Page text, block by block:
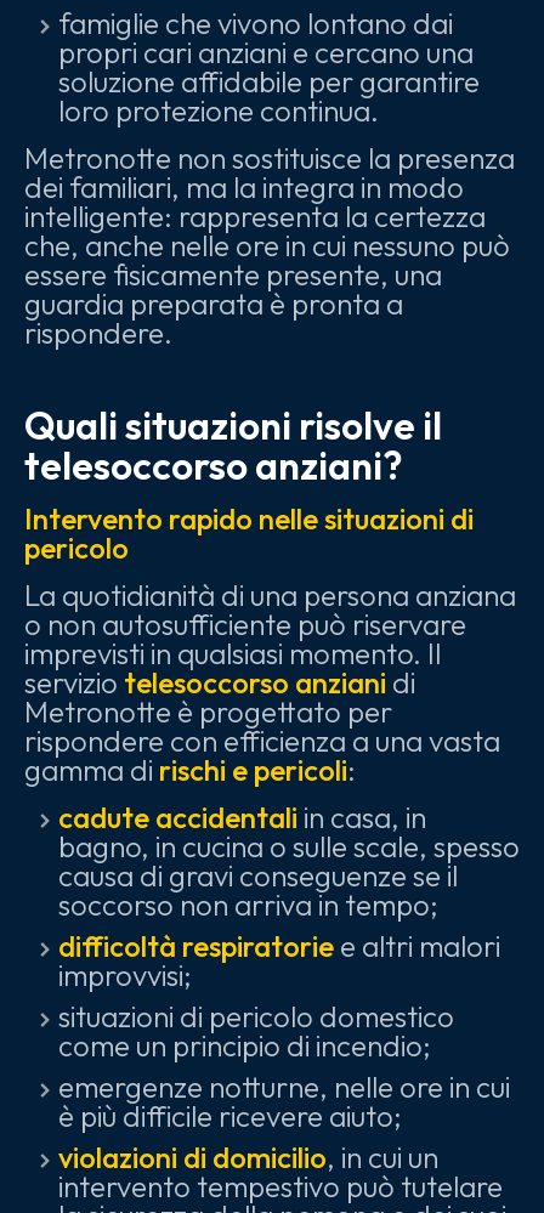
famiglie che vivono lontano dai
propri cari anziani e cercano una
soluzione affidabile per garantire
loro protezione continua.
Metronotte non sostituisce la presenza
dei familiari, ma la integra in modo
intelligente: rappresenta la certezza
che, anche nelle ore in cui nessuno può
essere fisicamente presente, una
guardia preparata è pronta a
rispondere.
Quali situazioni risolve il
telesoccorso anziani?
Intervento rapido nelle situazioni di
pericolo
La quotidianità di una persona anziana
o non autosufficiente può riservare
imprevisti in qualsiasi momento. Il
servizio telesoccorso anziani di
Metronotte è progettato per
rispondere con efficienza a una vasta
gamma di rischi e pericoli:
cadute accidentali in casa, in
bagno, in cucina o sulle scale, spesso
causa di gravi conseguenze se il
soccorso non arriva in tempo;
difficoltà respiratorie e altri malori
improvvisi;
situazioni di pericolo domestico
come un principio di incendio;
emergenze notturne, nelle ore in cui
è più difficile ricevere aiuto;
violazioni di domicilio, in cui un
intervento tempestivo può tutelare